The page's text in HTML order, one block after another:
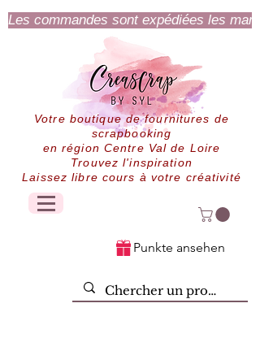
Les commandes sont expédiées les
Votre boutique de fournitures de
scrapbooking
en région Centre Val de Loire
Trouvez l'inspiration
Laissez libre cours à votre créativité
Punkte ansehen